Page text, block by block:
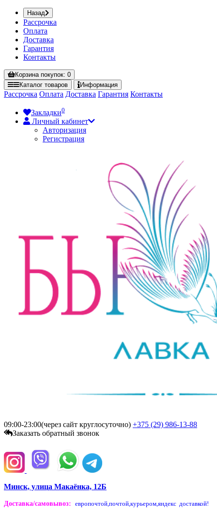
Назад
Рассрочка
Оплата
Доставка
Гарантия
Контакты
Корзинапокупок: 0
Каталог товаров Информация
Рассрочка Оплата Доставка Гарантия Контакты
Закладки0
Личный кабинет
Авторизация
Регистрация
09:00-23:00(через сайт круглосуточно) +375 (29) 986-13-88
Заказать обратный звонок
Минск, улица Макаёнка, 12Б
Доставка/самовывоз: европочтой,почтой,курьером,яндекс доставкой!